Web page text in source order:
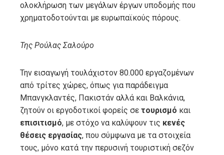
ολοκλήρωση των μεγάλων έργων υποδομής που
χρηματοδοτούνται με ευρωπαϊκούς πόρους.
Της Ρούλας Σαλούρο
Την εισαγωγή τουλάχιστον 80.000 εργαζομένων
από τρίτες χώρες, όπως για παράδειγμα
Μπανγκλαντές, Πακιστάν αλλά και Βαλκάνια,
ζητούν οι εργοδοτικοί φορείς σε τουρισμό και
επισιτισμό, με στόχο να καλύψουν τις κενές
θέσεις εργασίας, που σύμφωνα με τα στοιχεία
τους, μόνο κατά την περυσινή τουριστική σεζόν